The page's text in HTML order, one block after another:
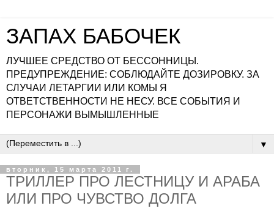
ЗАПАХ БАБОЧЕК
ЛУЧШЕЕ СРЕДСТВО ОТ БЕССОННИЦЫ.
ПРЕДУПРЕЖДЕНИЕ: СОБЛЮДАЙТЕ ДОЗИРОВКУ. ЗА
СЛУЧАИ ЛЕТАРГИИ ИЛИ КОМЫ Я
ОТВЕТСТВЕННОСТИ НЕ НЕСУ. ВСЕ СОБЫТИЯ И
ПЕРСОНАЖИ ВЫМЫШЛЕННЫЕ
▼
вторник, 15 марта 2011 г.
ТРИЛЛЕР ПРО ЛЕСТНИЦУ И АРАБА
ИЛИ ПРО ЧУВСТВО ДОЛГА